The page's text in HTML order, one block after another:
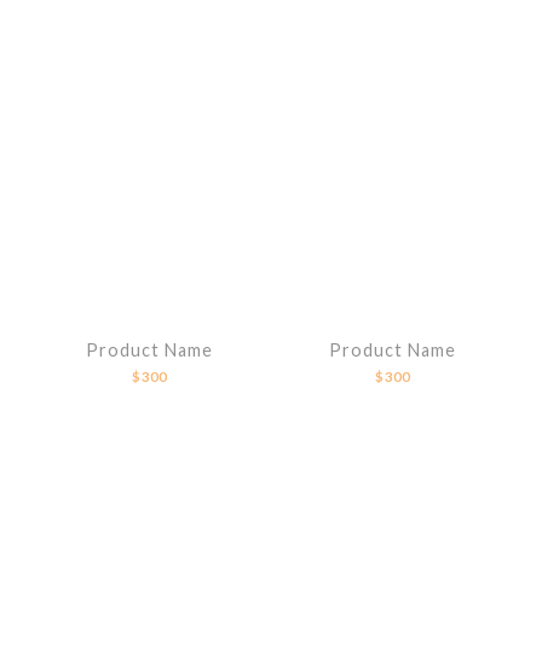
Product Name
$300
Product Name
$300